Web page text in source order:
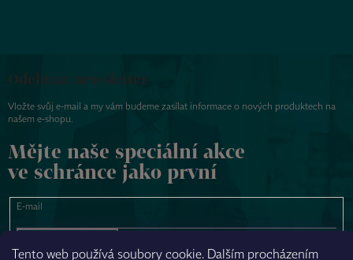
Tento web používá soubory cookie. Dalším procházením
Odebírat newsletter
Vložte svůj e-mail a my vám budeme zasílat informace o nových produktech na
našem e-shopu.
Mějte naše speciální akce
ve schránce jako první
E-mail